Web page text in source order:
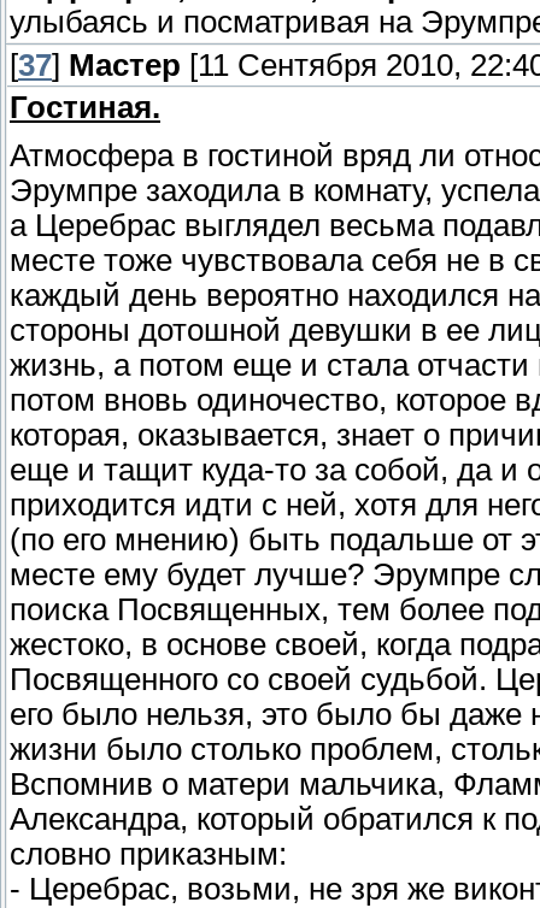
улыбаясь и посматривая на
[37] Мастер [11 Сентября 2010,
Гостиная.
Атмосфера в гостиной вряд ли
Эрумпре заходила в комнату,
а Церебрас выглядел весьма
месте тоже чувствовала себя не в
каждый день вероятно находился
стороны дотошной девушки в ее
жизнь, а потом еще и стала отчасти
потом вновь одиночество, которое
которая, оказывается, знает о
еще и тащит куда-то за собой, да и
приходится идти с ней, хотя для
(по его мнению) быть подальше от
месте ему будет лучше? Эрумпре
поиска Посвященных, тем более
жестоко, в основе своей, когда
Посвященного со своей судьбой.
его было нельзя, это было бы даже
жизни было столько проблем,
Вспомнив о матери мальчика,
Александра, который обратился к
словно приказным:
- Церебрас, возьми, не зря же